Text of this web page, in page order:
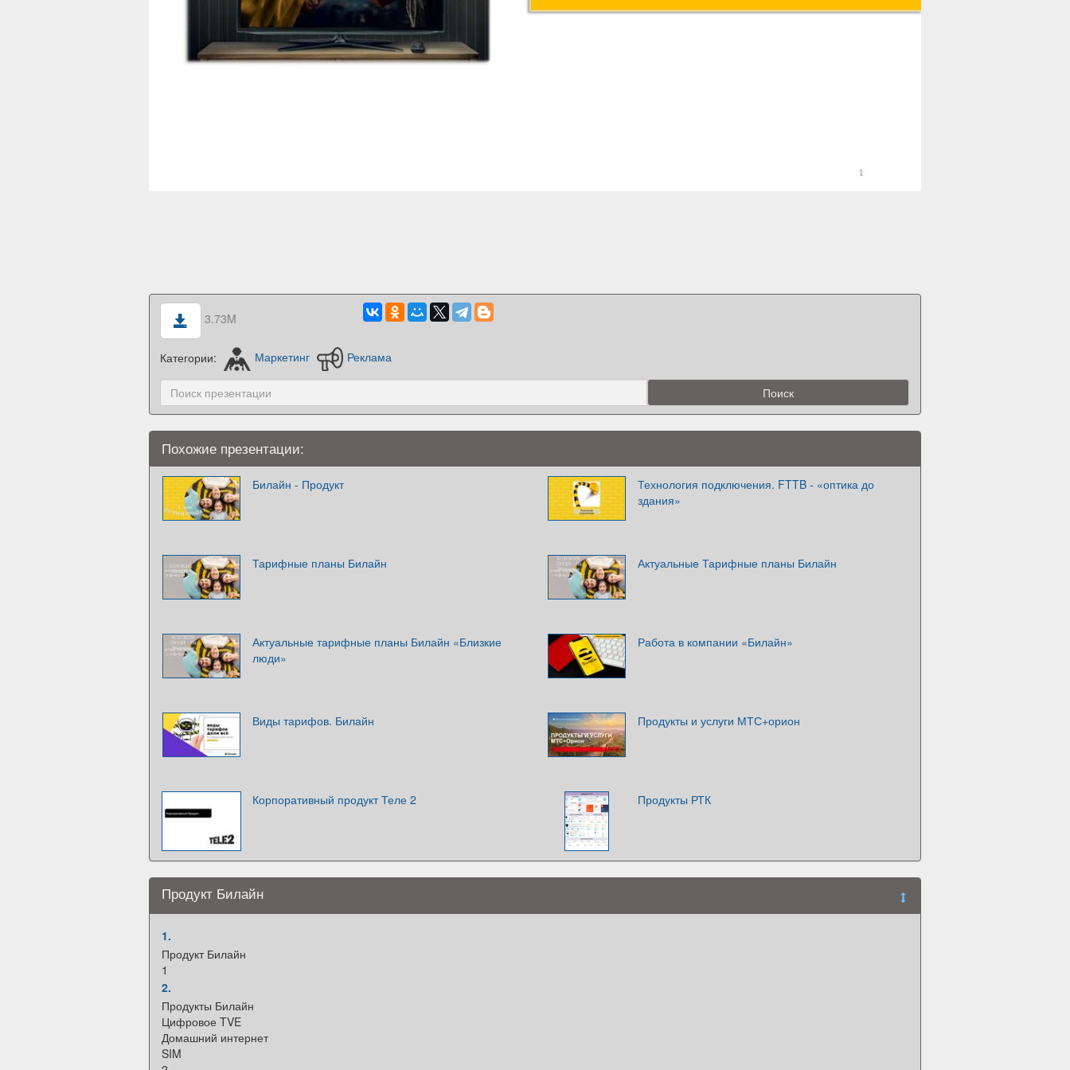
3.73M
Категории: Маркетинг Реклама
Похожие презентации:
Билайн - Продукт
Технология подключения. FTTB - «оптика до
здания»
Тарифные планы Билайн Актуальные Тарифные планы Билайн
Актуальные тарифные планы Билайн «Близкие
люди»
Работа в компании «Билайн»
Виды тарифов. Билайн Продукты и услуги МТС+орион
Корпоративный продукт Теле 2 Продукты РТК
Продукт Билайн
1.
Продукт Билайн
1
2.
Продукты Билайн
Цифровое TVE
Домашний интернет
SIM